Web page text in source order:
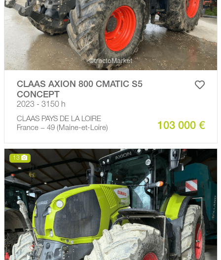
CLAAS AXION 800 CMATIC S5
CONCEPT
2023 - 3150 h
CLAAS PAYS DE LA LOIRE
France − 49 (Maine-et-Loire)
103 000 €
13